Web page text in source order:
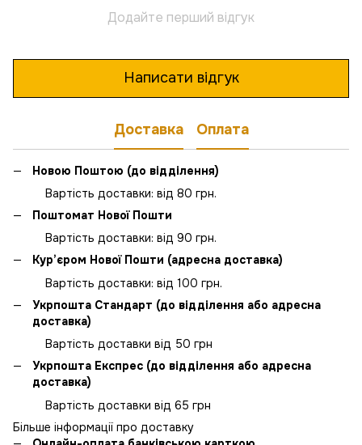
Додайте перший відгук
Написати відгук
Доставка Оплата
Новою Поштою (до відділення)
Вартість доставки: від 80 грн.
Поштомат Нової Пошти
Вартість доставки: від 90 грн.
Кур’єром Нової Пошти (адресна доставка)
Вартість доставки: від 100 грн.
Укрпошта Стандарт (до відділення або адресна
доставка)
Вартість доставки від 50 грн
Укрпошта Експрес (до відділення або адресна
доставка)
Вартість доставки від 65 грн
Більше інформації про доставку